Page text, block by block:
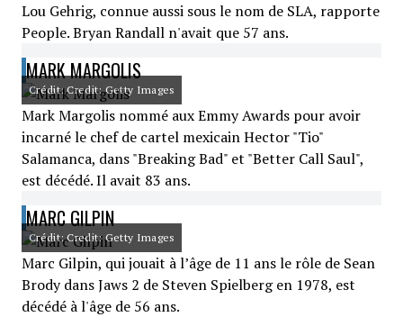
Lou Gehrig, connue aussi sous le nom de SLA, rapporte
People. Bryan Randall n'avait que 57 ans.
MARK MARGOLIS
Crédit: Credit: Getty Images
Mark Margolis nommé aux Emmy Awards pour avoir
incarné le chef de cartel mexicain Hector "Tio"
Salamanca, dans "Breaking Bad" et "Better Call Saul",
est décédé. Il avait 83 ans.
MARC GILPIN
Crédit: Credit: Getty Images
Marc Gilpin, qui jouait à l’âge de 11 ans le rôle de Sean
Brody dans Jaws 2 de Steven Spielberg en 1978, est
décédé à l'âge de 56 ans.